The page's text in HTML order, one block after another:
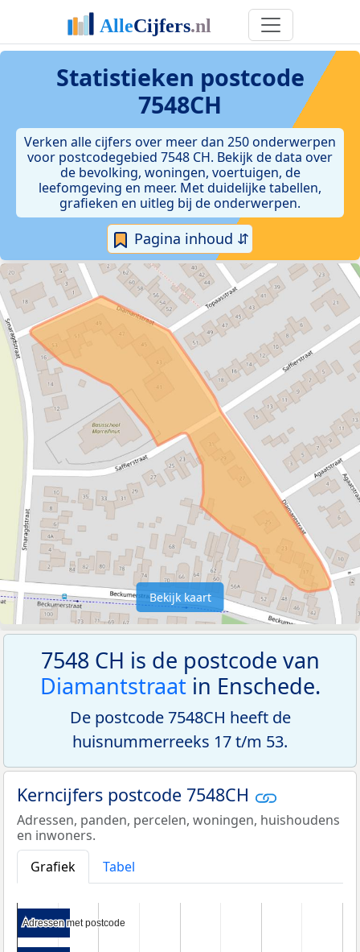
Statistieken postcode
7548CH
Verken alle cijfers over meer dan 250 onderwerpen
voor postcodegebied 7548 CH. Bekijk de data over
de bevolking, woningen, voertuigen, de
leefomgeving en meer. Met duidelijke tabellen,
grafieken en uitleg bij de onderwerpen.
Pagina inhoud ⇵
Bekijk kaart
7548 CH is de postcode van
Diamantstraatin Enschede.
De postcode 7548CH heeft de
huisnummerreeks 17 t/m 53.
Kerncijfers postcode 7548CH
Adressen, panden, percelen, woningen, huishoudens
en inwoners.
Grafiek
Tabel
Adressen met postcode
Adressen met postcode